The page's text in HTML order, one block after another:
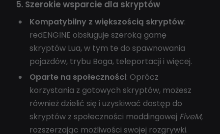
5. Szerokie wsparcie dla skryptów
Kompatybilny z większością skryptów:
redENGINE obsługuje szeroką gamę
skryptów Lua, w tym te do spawnowania
pojazdów, trybu Boga, teleportacji i więcej.
Oparte na społeczności: Oprócz
korzystania z gotowych skryptów, możesz
również dzielić się i uzyskiwać dostęp do
skryptów z społeczności moddingowej FiveM,
rozszerzając możliwości swojej rozgrywki.